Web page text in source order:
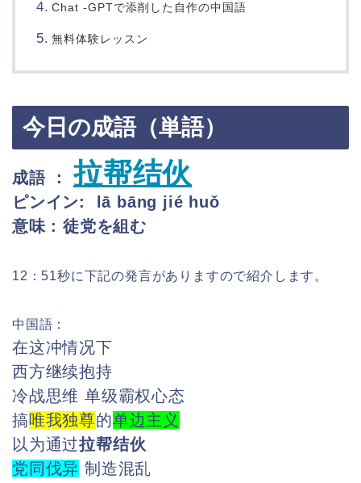
Chat -GPTで添削した自作の中国語
無料体験レッスン
今日の成語（単語）
成語 ：拉帮结伙
ピンイン:
lā bāng jié huǒ
意味 : 徒党を組む
12：51秒に下記の発言がありますので紹介します。
中国語：
在这冲情况下
西方继续抱持
冷战思维 单级霸权心态
搞唯我独尊的单边主义
以为通过拉帮结伙
党同伐异 制造混乱